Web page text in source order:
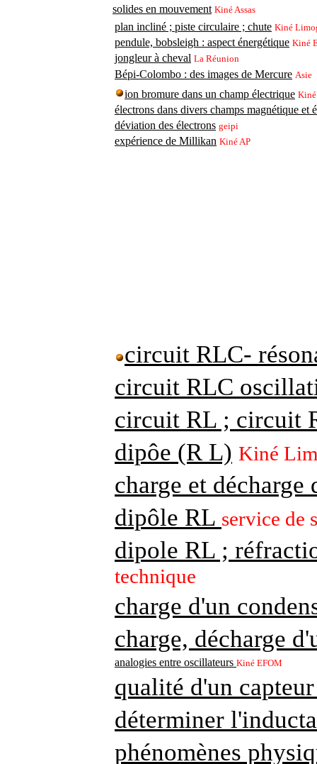
solides en mouvement Kiné Assas
plan incliné ; piste circulaire ; chute Kiné
pendule, bobsleigh : aspect énergétique Kiné
jongleur à cheval La Réunion
Bépi-Colombo : des images de Mercure Asie
ion bromure dans un champ électrique
électrons dans divers champs magnétique et
déviation des électrons geipi
expérience de Millikan Kiné AP
circuit RLC-
circuit RLC
circuit RL ; circuit
dipôe (R L) Kiné
charge et décharge
dipôle RL service de
dipole RL ;
technique
charge d'un
charge, décharge
analogies entre oscillateurs Kiné EFOM
qualité d'un
déterminer
phénomènes